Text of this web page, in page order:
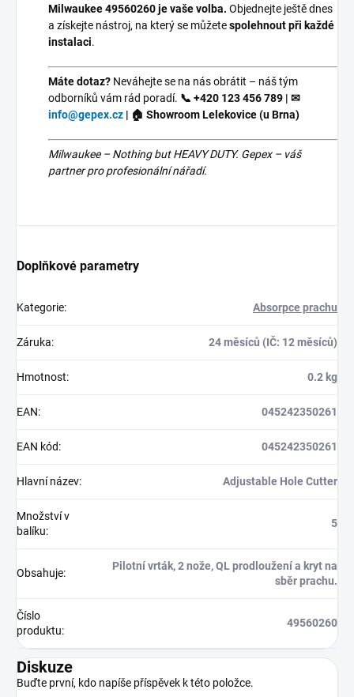
Milwaukee 49560260 je vaše volba. Objednejte ještě dnes
a získejte nástroj, na který se můžetespolehnout při každé
instalaci.
Máte dotaz? Neváhejte se na nás obrátit – náš tým
odborníků vám rád poradí. 📞 +420 123 456 789 | ✉
info@gepex.cz | 🏠 Showroom Lelekovice (u Brna)
Milwaukee – Nothing but HEAVY DUTY. Gepex – váš
partner pro profesionální nářadí.
Doplňkové parametry
Kategorie: Absorpce prachu
Záruka: 24 měsíců (IČ: 12 měsíců)
Hmotnost: 0.2 kg
EAN: 045242350261
EAN kód: 045242350261
Hlavní název: Adjustable Hole Cutter
Množství v
balíku:
5
Obsahuje:
Pilotní vrták, 2 nože, QL prodloužení a kryt na
sběr prachu.
Číslo
produktu:
49560260
Diskuze
Buďte první, kdo napíše příspěvek k této položce.